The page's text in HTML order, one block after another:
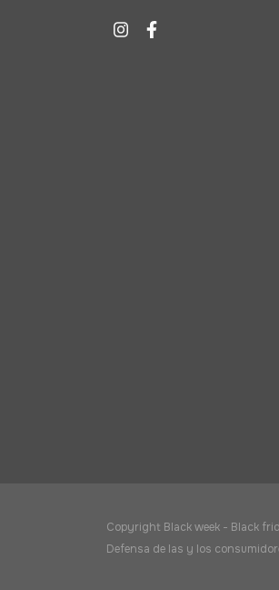
Copyright Black week - Black
Defensa de las y los